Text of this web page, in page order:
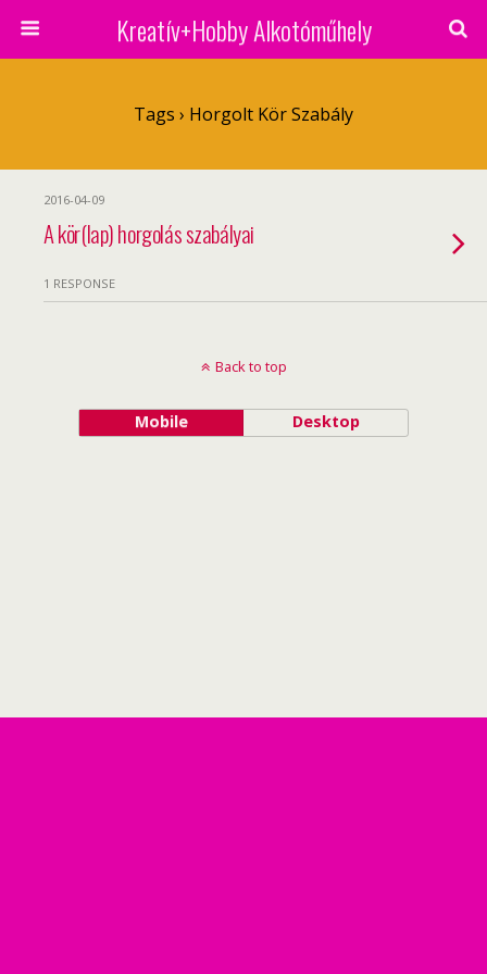
Kreatív+Hobby Alkotóműhely
Tags › Horgolt Kör Szabály
2016-04-09
A kör(lap) horgolás szabályai
1 RESPONSE
Back to top
Mobile Desktop